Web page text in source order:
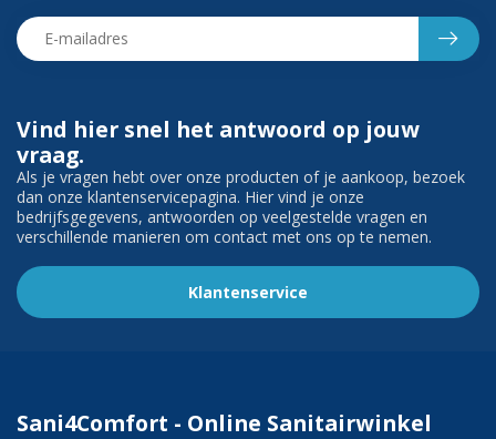
Vind hier snel het antwoord op jouw
vraag.
Als je vragen hebt over onze producten of je aankoop, bezoek
dan onze klantenservicepagina. Hier vind je onze
bedrijfsgegevens, antwoorden op veelgestelde vragen en
verschillende manieren om contact met ons op te nemen.
Klantenservice
Sani4Comfort - Online Sanitairwinkel